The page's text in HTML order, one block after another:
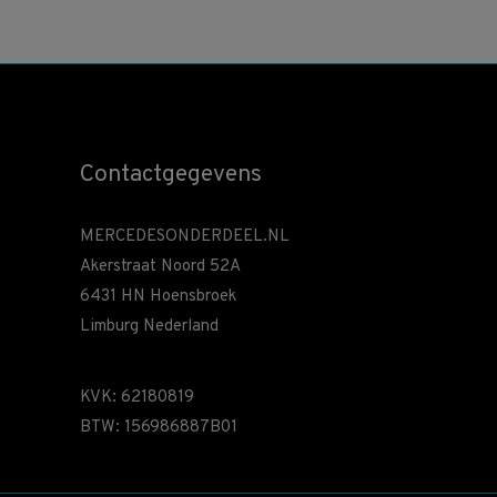
Contactgegevens
MERCEDESONDERDEEL.NL
Akerstraat Noord 52A
6431 HN Hoensbroek
Limburg Nederland
KVK: 62180819
BTW: 156986887B01